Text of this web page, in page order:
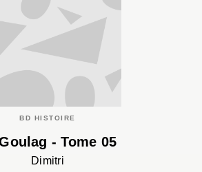
BD HISTOIRE
- Tome 05
Dimitri